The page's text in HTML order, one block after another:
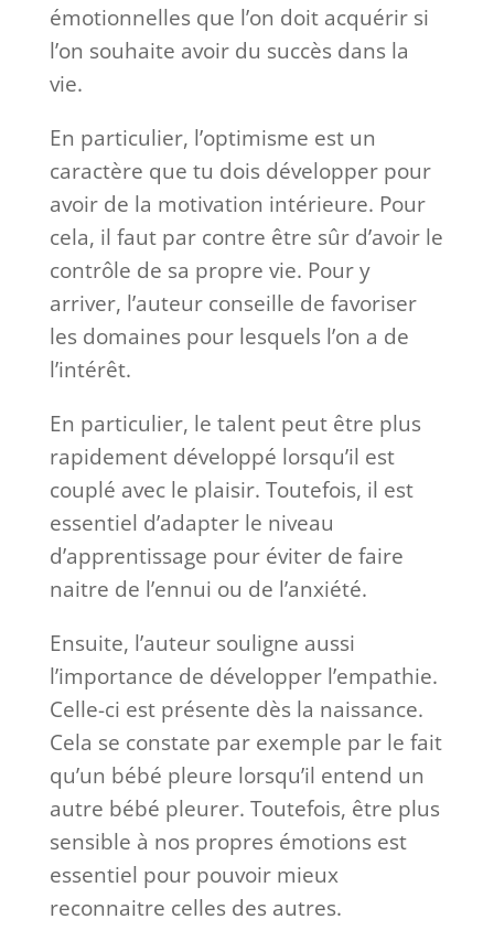
émotionnelles que l’on doit acquérir si
l’on souhaite avoir du succès dans la
vie.
En particulier, l’optimisme est un
caractère que tu dois développer pour
avoir de la motivation intérieure. Pour
cela, il faut par contre être sûr d’avoir le
contrôle de sa propre vie. Pour y
arriver, l’auteur conseille de favoriser
les domaines pour lesquels l’on a de
l’intérêt.
En particulier, le talent peut être plus
rapidement développé lorsqu’il est
couplé avec le plaisir. Toutefois, il est
essentiel d’adapter le niveau
d’apprentissage pour éviter de faire
naitre de l’ennui ou de l’anxiété.
Ensuite, l’auteur souligne aussi
l’importance de développer l’empathie.
Celle-ci est présente dès la naissance.
Cela se constate par exemple par le fait
qu’un bébé pleure lorsqu’il entend un
autre bébé pleurer. Toutefois, être plus
sensible à nos propres émotions est
essentiel pour pouvoir mieux
reconnaitre celles des autres.